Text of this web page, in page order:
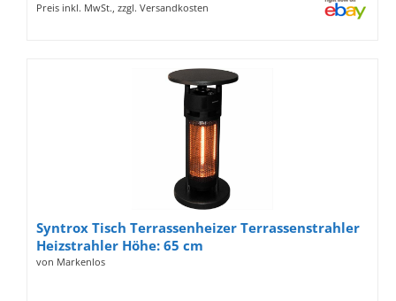
Preis inkl. MwSt., zzgl. Versandkosten
Syntrox Tisch Terrassenheizer Terrassenstrahler
Heizstrahler Höhe: 65 cm
von Markenlos